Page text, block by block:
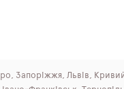
Запоріжжя, Львів,